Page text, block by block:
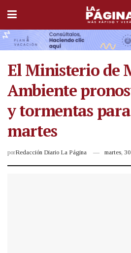
El Ministerio de
Ambiente
y tormentas
martes
porRedacción Diario La Página martes,